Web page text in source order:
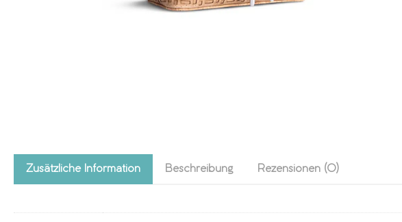
Zusätzliche Information Beschreibung Rezensionen (0)